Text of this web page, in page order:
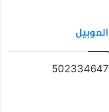
الموبيل
502334647